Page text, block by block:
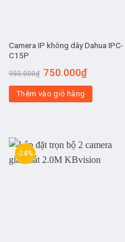
Camera IP không dây Dahua IPC-
C15P
950.000₫ 750.000₫
Thêm vào giỏ hàng
-24%